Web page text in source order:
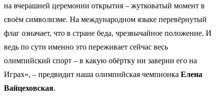
на вчерашней церемонии открытия – жутковатый момент в
своём символизме. На международном языке перевёрнутый
флаг означает, что в стране беда, чрезвычайное положение. И
ведь по сути именно это переживает сейчас весь
олимпийский спорт – в какую обёртку ни заверни его на
Играх», – предвидит наша олимпийская чемпионка Елена
Вайцеховская.